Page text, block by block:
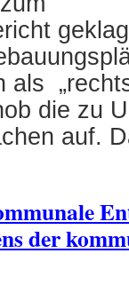
als
die zu
auf.
der